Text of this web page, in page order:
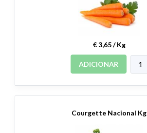
€ 3,65 / Kg
ADICIONAR
Courgette Nacional Kg